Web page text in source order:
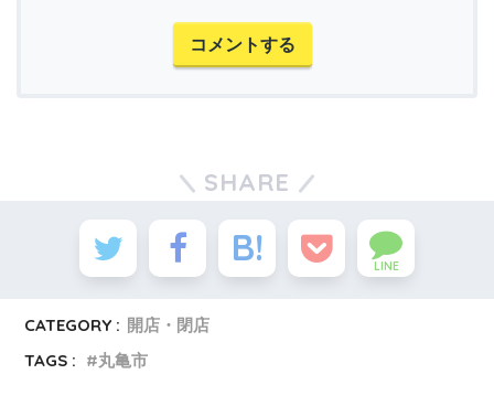
コメントする
SHARE
LINE
CATEGORY : 開店・閉店
TAGS :
丸亀市